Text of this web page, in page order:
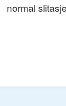
normal slitasje